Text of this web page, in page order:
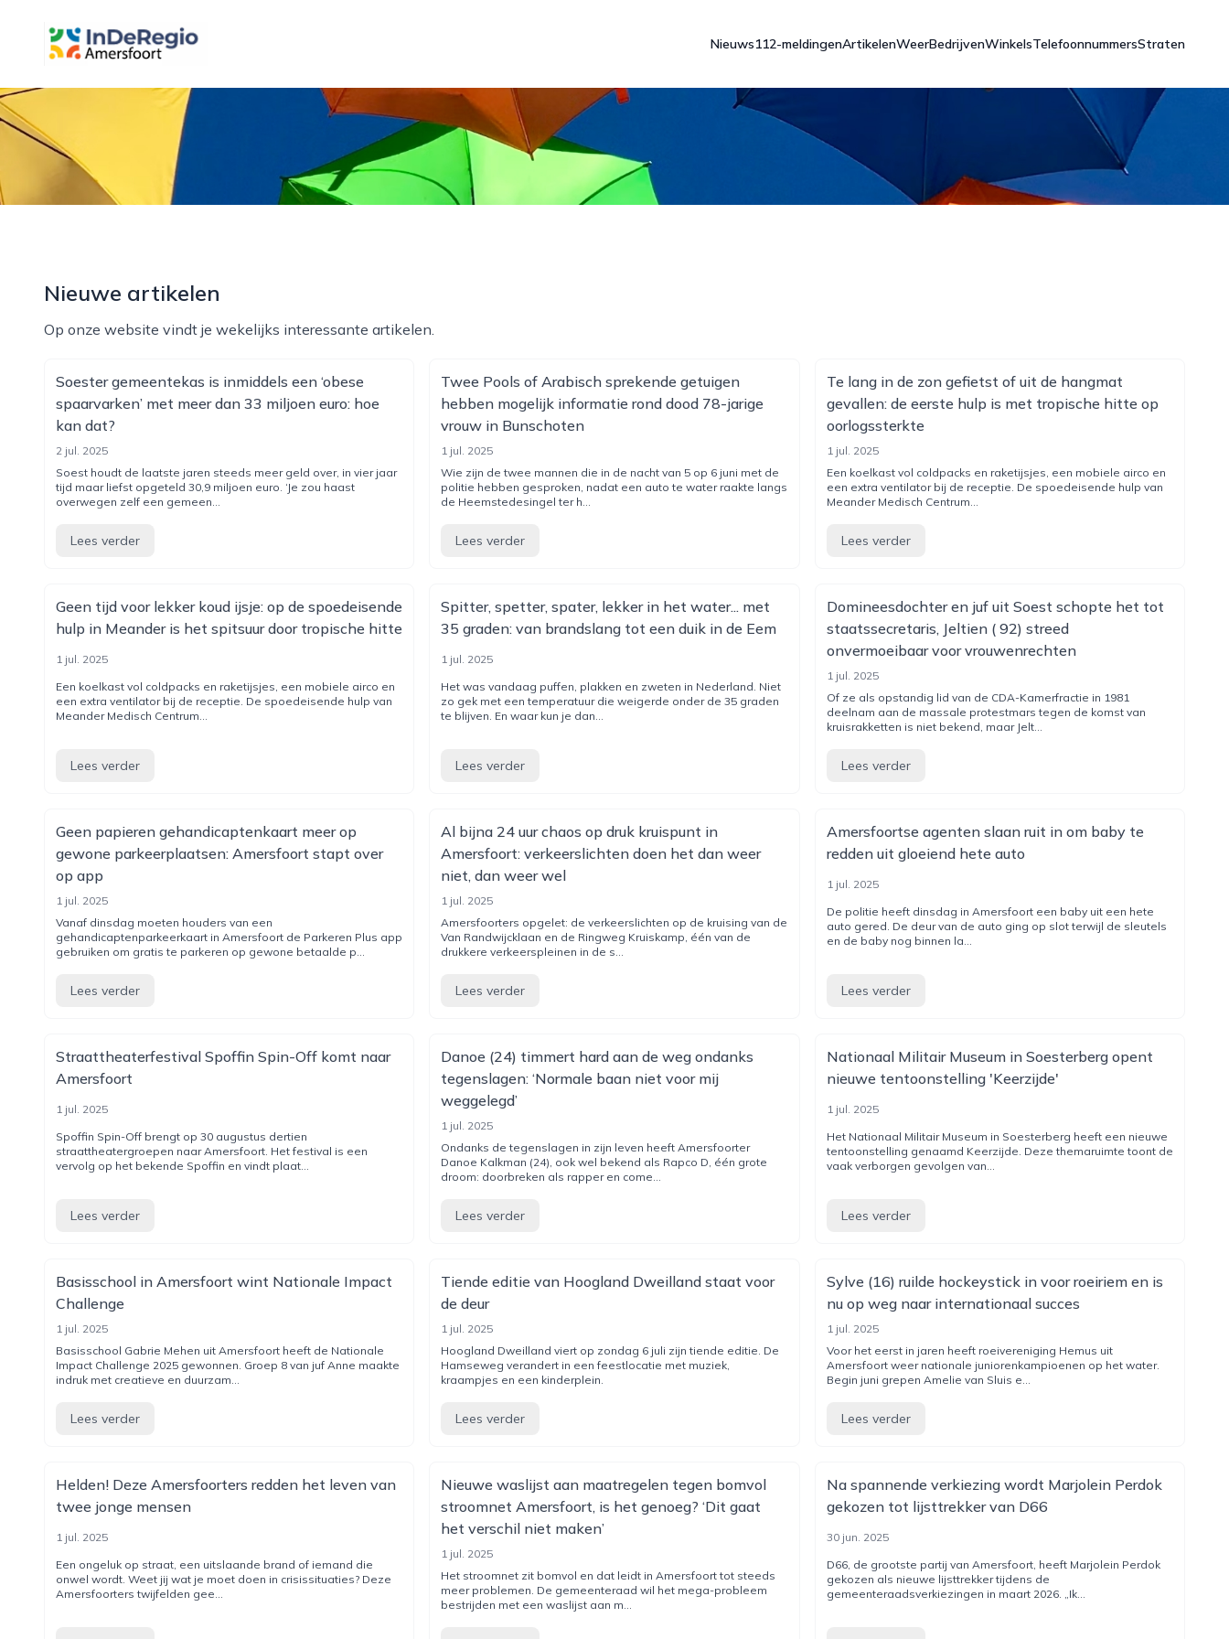
inderegioamersfoort.nl
Nieuws112-meldingenArtikelenWeerBedrijvenWinkelsTelefoonnummersStraten
Nieuwe artikelen
Op onze website vindt je wekelijks interessante artikelen.
Soester gemeentekas is inmiddels een ‘obese
spaarvarken’ met meer dan 33 miljoen euro: hoe
kan dat?
2 jul. 2025
Soest houdt de laatste jaren steeds meer geld over, in vier jaar
tijd maar liefst opgeteld 30,9 miljoen euro. ‘Je zou haast
overwegen zelf een gemeen...
Lees verder
Twee Pools of Arabisch sprekende getuigen
hebben mogelijk informatie rond dood 78-jarige
vrouw in Bunschoten
1 jul. 2025
Wie zijn de twee mannen die in de nacht van 5 op 6 juni met de
politie hebben gesproken, nadat een auto te water raakte langs
de Heemstedesingel ter h...
Lees verder
Te lang in de zon gefietst of uit de hangmat
gevallen: de eerste hulp is met tropische hitte op
oorlogssterkte
1 jul. 2025
Een koelkast vol coldpacks en raketijsjes, een mobiele airco en
een extra ventilator bij de receptie. De spoedeisende hulp van
Meander Medisch Centrum...
Lees verder
Geen tijd voor lekker koud ijsje: op de spoedeisende
hulp in Meander is het spitsuur door tropische hitte
1 jul. 2025
Een koelkast vol coldpacks en raketijsjes, een mobiele airco en
een extra ventilator bij de receptie. De spoedeisende hulp van
Meander Medisch Centrum...
Lees verder
Spitter, spetter, spater, lekker in het water... met
35 graden: van brandslang tot een duik in de Eem
1 jul. 2025
Het was vandaag puffen, plakken en zweten in Nederland. Niet
zo gek met een temperatuur die weigerde onder de 35 graden
te blijven. En waar kun je dan...
Lees verder
Domineesdochter en juf uit Soest schopte het tot
staatssecretaris, Jeltien ( 92) streed
onvermoeibaar voor vrouwenrechten
1 jul. 2025
Of ze als opstandig lid van de CDA-Kamerfractie in 1981
deelnam aan de massale protestmars tegen de komst van
kruisrakketten is niet bekend, maar Jelt...
Lees verder
Geen papieren gehandicaptenkaart meer op
gewone parkeerplaatsen: Amersfoort stapt over
op app
1 jul. 2025
Vanaf dinsdag moeten houders van een
gehandicaptenparkeerkaart in Amersfoort de Parkeren Plus app
gebruiken om gratis te parkeren op gewone betaalde p...
Lees verder
Al bijna 24 uur chaos op druk kruispunt in
Amersfoort: verkeerslichten doen het dan weer
niet, dan weer wel
1 jul. 2025
Amersfoorters opgelet: de verkeerslichten op de kruising van de
Van Randwijcklaan en de Ringweg Kruiskamp, één van de
drukkere verkeerspleinen in de s...
Lees verder
Amersfoortse agenten slaan ruit in om baby te
redden uit gloeiend hete auto
1 jul. 2025
De politie heeft dinsdag in Amersfoort een baby uit een hete
auto gered. De deur van de auto ging op slot terwijl de sleutels
en de baby nog binnen la...
Lees verder
Straattheaterfestival Spoffin Spin-Off komt naar
Amersfoort
1 jul. 2025
Spoffin Spin-Off brengt op 30 augustus dertien
straattheatergroepen naar Amersfoort. Het festival is een
vervolg op het bekende Spoffin en vindt plaat...
Lees verder
Danoe (24) timmert hard aan de weg ondanks
tegenslagen: ‘Normale baan niet voor mij
weggelegd’
1 jul. 2025
Ondanks de tegenslagen in zijn leven heeft Amersfoorter
Danoe Kalkman (24), ook wel bekend als Rapco D, één grote
droom: doorbreken als rapper en come...
Lees verder
Nationaal Militair Museum in Soesterberg opent
nieuwe tentoonstelling 'Keerzijde'
1 jul. 2025
Het Nationaal Militair Museum in Soesterberg heeft een nieuwe
tentoonstelling genaamd Keerzijde. Deze themaruimte toont de
vaak verborgen gevolgen van...
Lees verder
Basisschool in Amersfoort wint Nationale Impact
Challenge
1 jul. 2025
Basisschool Gabrie Mehen uit Amersfoort heeft de Nationale
Impact Challenge 2025 gewonnen. Groep 8 van juf Anne maakte
indruk met creatieve en duurzam...
Lees verder
Tiende editie van Hoogland Dweilland staat voor
de deur
1 jul. 2025
Hoogland Dweilland viert op zondag 6 juli zijn tiende editie. De
Hamseweg verandert in een feestlocatie met muziek,
kraampjes en een kinderplein.
Lees verder
Sylve (16) ruilde hockeystick in voor roeiriem en is
nu op weg naar internationaal succes
1 jul. 2025
Voor het eerst in jaren heeft roeivereniging Hemus uit
Amersfoort weer nationale juniorenkampioenen op het water.
Begin juni grepen Amelie van Sluis e...
Lees verder
Helden! Deze Amersfoorters redden het leven van
twee jonge mensen
1 jul. 2025
Een ongeluk op straat, een uitslaande brand of iemand die
onwel wordt. Weet jij wat je moet doen in crisissituaties? Deze
Amersfoorters twijfelden gee...
Nieuwe waslijst aan maatregelen tegen bomvol
stroomnet Amersfoort, is het genoeg? ‘Dit gaat
het verschil niet maken’
1 jul. 2025
Het stroomnet zit bomvol en dat leidt in Amersfoort tot steeds
meer problemen. De gemeenteraad wil het mega-probleem
bestrijden met een waslijst aan m...
Na spannende verkiezing wordt Marjolein Perdok
gekozen tot lijsttrekker van D66
30 jun. 2025
D66, de grootste partij van Amersfoort, heeft Marjolein Perdok
gekozen als nieuwe lijsttrekker tijdens de
gemeenteraadsverkiezingen in maart 2026. „Ik...